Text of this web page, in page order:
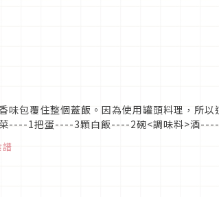
味包覆住整個蓋飯。因為使用罐頭料理，所以
----1把蛋----3顆白飯----2碗<調味料>酒
譜